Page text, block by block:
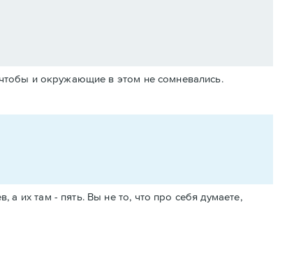
и окружающие в этом не сомневались.
а их там - пять. Вы не то, что про себя думаете,